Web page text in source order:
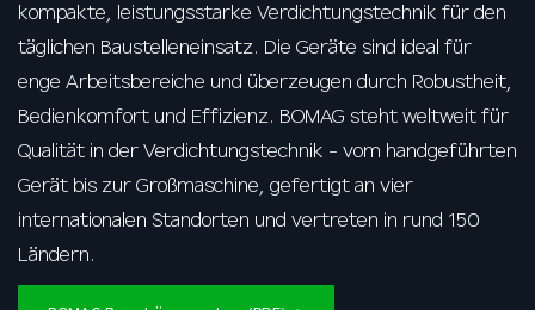
kompakte, leistungsstarke Verdichtungstechnik für den
täglichen Baustelleneinsatz. Die Geräte sind ideal für
enge Arbeitsbereiche und überzeugen durch Robustheit,
Bedienkomfort und Effizienz. BOMAG steht weltweit für
Qualität in der Verdichtungstechnik - vom handgeführten
Gerät bis zur Großmaschine, gefertigt an vier
internationalen Standorten und vertreten in rund 150
Ländern.